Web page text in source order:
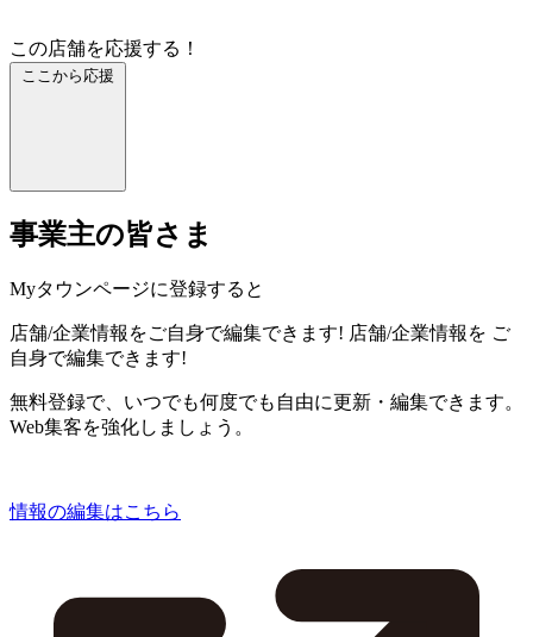
この店舗を応援する！
ここから応援
事業主の皆さま
Myタウンページに登録すると
店舗/企業情報をご自身で編集できます! 店舗/企業情報を ご
自身で編集できます!
無料登録で、いつでも何度でも自由に更新・編集できます。
Web集客を強化しましょう。
情報の編集はこちら